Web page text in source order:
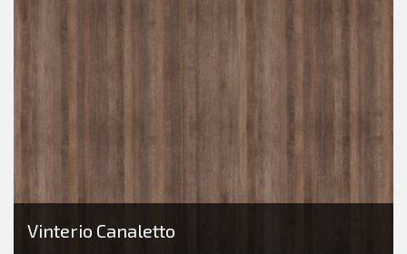
Vinterio Canaletto